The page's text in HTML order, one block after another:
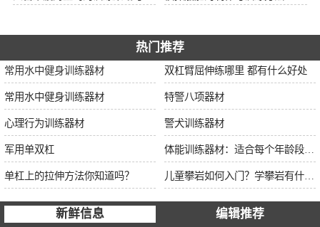
热门推荐
常用水中健身训练器材 双杠臂屈伸练哪里 都有什么好处
常用水中健身训练器材 特警八项器材
心理行为训练器材 警犬训练器材
军用单双杠
单杠上的拉伸方法你知道吗？
新鲜信息 编辑推荐